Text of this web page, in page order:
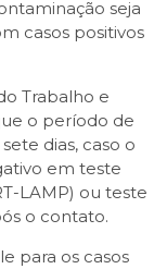
seja
casos positivos
Trabalho e
o período de
dias, caso o
em teste
LAMP) ou teste
o contato.
para os casos